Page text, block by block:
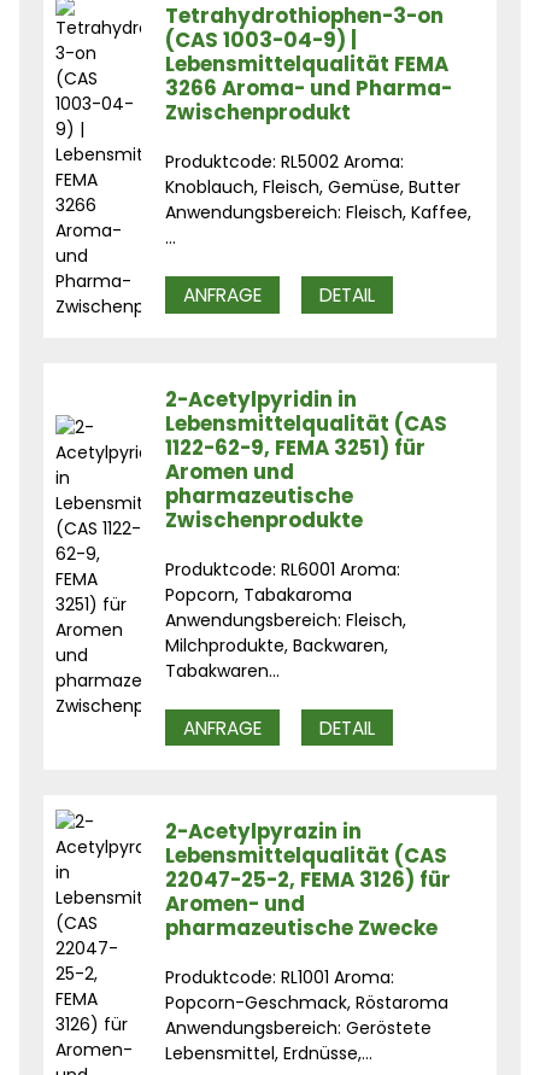
Tetrahydrothiophen-3-on
(CAS 1003-04-9) |
Lebensmittelqualität FEMA
3266 Aroma- und Pharma-
Zwischenprodukt
Produktcode: RL5002 Aroma:
Knoblauch, Fleisch, Gemüse, Butter
Anwendungsbereich: Fleisch, Kaffee,
...
ANFRAGE DETAIL
2-Acetylpyridin in
Lebensmittelqualität (CAS
1122-62-9, FEMA 3251) für
Aromen und
pharmazeutische
Zwischenprodukte
Produktcode: RL6001 Aroma:
Popcorn, Tabakaroma
Anwendungsbereich: Fleisch,
Milchprodukte, Backwaren,
Tabakwaren...
ANFRAGE DETAIL
2-Acetylpyrazin in
Lebensmittelqualität (CAS
22047-25-2, FEMA 3126) für
Aromen- und
pharmazeutische Zwecke
Produktcode: RL1001 Aroma:
Popcorn-Geschmack, Röstaroma
Anwendungsbereich: Geröstete
Lebensmittel, Erdnüsse,...